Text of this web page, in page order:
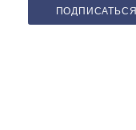
ПОДПИСАТЬСЯ